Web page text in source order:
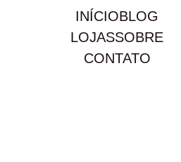
INÍCIOBLOG
LOJASSOBRE
CONTATO